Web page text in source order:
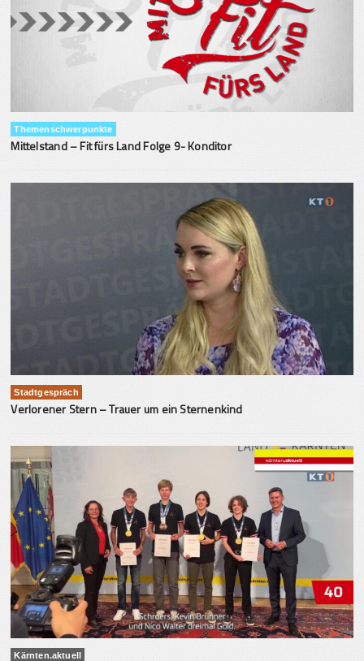
Themenschwerpunkte
Mittelstand – Fit fürs Land Folge 9- Konditor
Stadtgespräch
Verlorener Stern – Trauer um ein Sternenkind
Kärnten.aktuell